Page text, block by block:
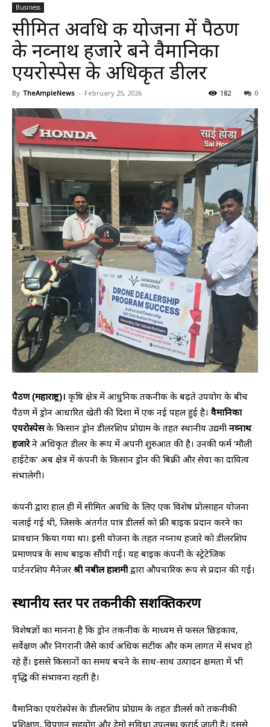
Business
सीमित अवधि की योजना में पैठण
के नव्नाथ हजारे बने वैमानिका
एयरोस्पेस के अधिकृत डीलर
By TheAmpleNews - February 25, 2026 0
182
पैठण (महाराष्ट्र)। कृषि क्षेत्र में आधुनिक तकनीक के बढ़ते उपयोग के बीच
पैठण में ड्रोन आधारित खेती की दिशा में एक नई पहल हुई है। वैमानिका
एयरोस्पेसके किसान ड्रोन डीलरशिप प्रोग्राम के तहत स्थानीय उद्यमी नव्नाथ
हजारेने अधिकृत डीलर के रूप में अपनी शुरुआत की है। उनकी फर्म ‘मौली
हाईटेक’ अब क्षेत्र में कंपनी के किसान ड्रोन की बिक्री और सेवा का दायित्व
संभालेगी।
कंपनी द्वारा हाल ही में सीमित अवधि के लिए एक विशेष प्रोत्साहन योजना
चलाई गई थी, जिसके अंतर्गत पात्र डीलर्स को फ्री बाइक प्रदान करने का
प्रावधान किया गया था। इसी योजना के तहत नव्नाथ हजारे को डीलरशिप
प्रमाणपत्र के साथ बाइक सौंपी गई। यह बाइक कंपनी के स्ट्रेटेजिक
पार्टनरशिप मैनेजर श्री नबील हाशमीद्वारा औपचारिक रूप से प्रदान की गई।
स्थानीय स्तर पर तकनीकी सशक्तिकरण
विशेषज्ञों का मानना है कि ड्रोन तकनीक के माध्यम से फसल छिड़काव,
सर्वेक्षण और निगरानी जैसे कार्य अधिक सटीक और कम लागत में संभव हो
रहे हैं। इससे किसानों का समय बचने के साथ-साथ उत्पादन क्षमता में भी
वृद्धि की संभावना रहती है।
वैमानिका एयरोस्पेस के डीलरशिप प्रोग्राम के तहत डीलर्स को तकनीकी
प्रशिक्षण, विपणन सहयोग और डेमो सुविधा उपलब्ध कराई जाती है। इससे